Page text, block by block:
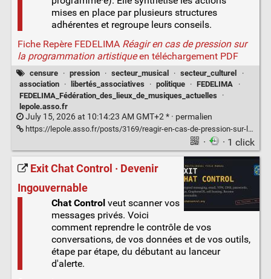
mises en place par plusieurs structures
adhérentes et regroupe leurs conseils.
Fiche Repère FEDELIMA Réagir en cas de pression sur
la programmation artistiqueen téléchargement PDF
censure · pression · secteur_musical · secteur_culturel
·
association
· libertés_associatives · politique · FEDELIMA
·
FEDELIMA_Fédération_des_lieux_de_musiques_actuelles
·
lepole.asso.fr
July 15, 2026 at 10:14:23 AM GMT+2 * · permalien
https://lepole.asso.fr/posts/3169/reagir-en-cas-de-pression-sur-la-programmation-artistique
· · 1 click
Exit Chat Control · Devenir
Ingouvernable
Chat Controlveut scanner vos
messages privés. Voici
comment reprendre le contrôle de vos
conversations, de vos données et de vos outils,
étape par étape, du débutant au lanceur
d'alerte.